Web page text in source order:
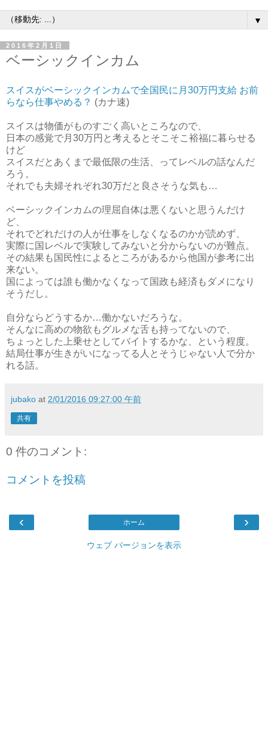
▼
2016年2月1日
ベーシックインカム
スイスがベーシックインカムで全国民に月30万円支給 お前
らなら仕事やめる？ (カナ速)
スイスは物価がものすごく高いところなので、
日本の感覚で月30万円と考えるとそこそこ裕福に暮らせる
けど
スイスだとあくまで最低限の生活、ってレベルの話なんだ
ろう。
それでも夫婦それぞれ30万だと良さそうな気も…
ベーシックインカムの理屈自体は悪くないと思うんだけ
ど、
それでどれだけの人が仕事をしなくなるのかが読めず、
実際に国レベルで実験してみないと分からないのが難点。
その結果も国民性によるところがあるから他国が参考に出
来ない。
国によっては誰も働かなくなって国政も経済もダメになり
そうだし。
自分ならどうするか…働かないだろうな。
そんなに高めの物欲もグルメな舌も持ってないので、
ちょっとした上乗せとしてバイトするかな、という程度。
結局仕事が生きがいになってる人とそうじゃない人で分か
れる話。
jubako at 2/01/2016 09:27:00 午前
共有
0 件のコメント:
コメントを投稿
‹ ›
ホーム
ウェブ バージョンを表示